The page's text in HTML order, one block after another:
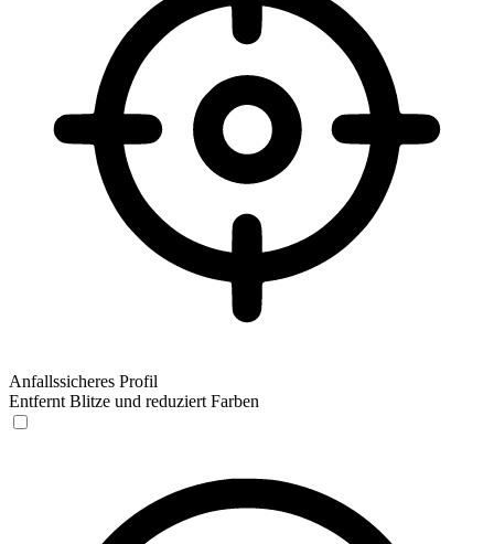
Anfallssicheres Profil
Entfernt Blitze und reduziert Farben